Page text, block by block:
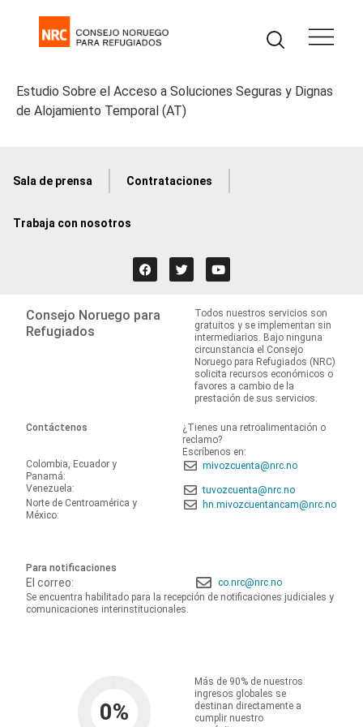
Estudio Sobre el Acceso a Soluciones Seguras y Dignas
de Alojamiento Temporal (AT)
Sala de prensa Contrataciones
Trabaja con nosotros
Consejo Noruego para
Refugiados
Todos nuestros servicios son
gratuitos y se implementan sin
intermediarios. Bajo ninguna
circunstancia el Consejo
Noruego para Refugiados (NRC)
solicita recursos económicos o
favores a cambio de la
prestación de sus servicios.
Contáctenos
¿Tienes una retroalimentación o
reclamo?
Escríbenos en:
Colombia, Ecuador y
Panamá:
mivozcuenta@nrc.no
Venezuela:
tuvozcuenta@nrc.no
Norte de Centroamérica y
México:
hn.mivozcuentancam@nrc.no
Para notificaciones
El correo:
co.nrc@nrc.no
Se encuentra habilitado para la recepción de notificaciones judiciales y
comunicaciones interinstitucionales.
0%
Más de 90% de nuestros
ingresos globales se
destinan directamente a
cumplir nuestro